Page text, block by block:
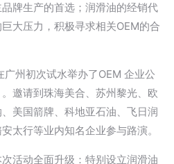
牌生产的首选；润滑油的经销代
大压力，积极寻求相关OEM的合
州初次试水举办了OEM 企业公
邀请到珠海美合、苏州黎光、欧
美国箭牌、科地亚石油、飞日润
太行等业内知名企业参与路演。
活动全面升级：特别设立润滑油